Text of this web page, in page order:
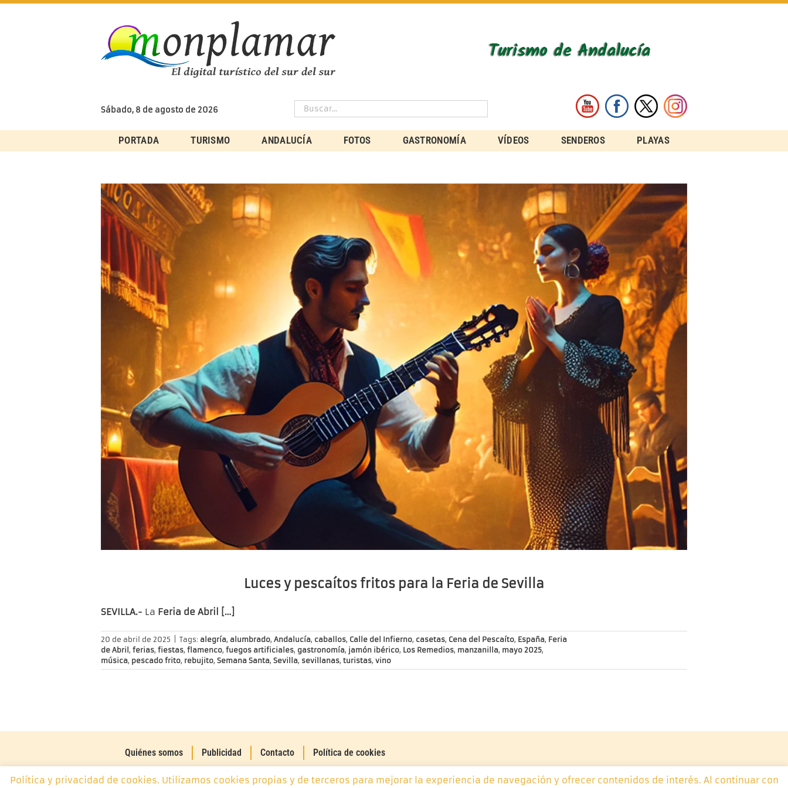
Skip
Sábado, 8 de agosto de 2026
PORTADA TURISMO ANDALUCÍA FOTOS GASTRONOMÍA VÍDEOS SENDEROS PLAYAS
Luces y pescaítos fritos para la Feria de Sevilla
SEVILLA.- La Feria de Abril […]
20 de abril de 2025 Tags: alegría, alumbrado, Andalucía, caballos, Calle del Infierno, casetas, Cena del Pescaíto, España, Feria
de Abril , ferias, fiestas, flamenco, fuegos artificiales, gastronomía, jamón ibérico, Los Remedios, manzanilla, mayo 2025,
música, pescado frito, rebujito, Semana Santa, Sevilla, sevillanas, turistas, vino
Quiénes somos Publicidad Contacto Política de cookies
Política y privacidad de cookies. Utilizamos cookies propias y de terceros para mejorar la experiencia de navegación y ofrecer contenidos de interés. Al continuar con